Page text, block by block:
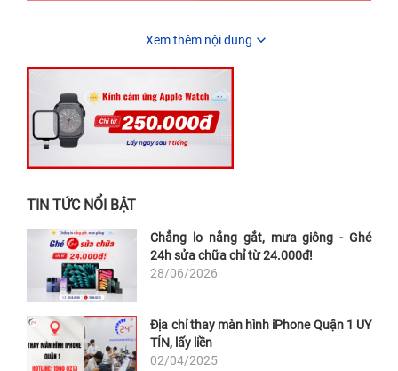
Xem thêm nội dung
TIN TỨC NỔI BẬT
Chẳng lo nắng gắt, mưa giông - Ghé
24h sửa chữa chỉ từ 24.000đ!
28/06/2026
Địa chỉ thay màn hình iPhone Quận 1 UY
TÍN, lấy liền
02/04/2025